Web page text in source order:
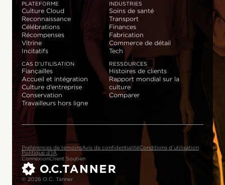
PLATEFORME
Culture Cloud
Reconnaissance
Célébrations
Récompenses
Vitrine
Incitatifs
INDUSTRIES
Soins de santé
Transport
Finances
Fabrication
Commerce de détail
Tech
CAS D’UTILISATION
Fiançailles
Accueil et intégration
Culture d’entreprise
Conservation
Travailleurs hors ligne
RESSOURCES
Histoires de clients
Rapport mondial sur la
culture
Comparer
Préférences de témoinsAvis de confidentialitéConditions d’utilisation
Politique d’IA
ConnexionClient Soutien
© 2026 O.C. Tanner